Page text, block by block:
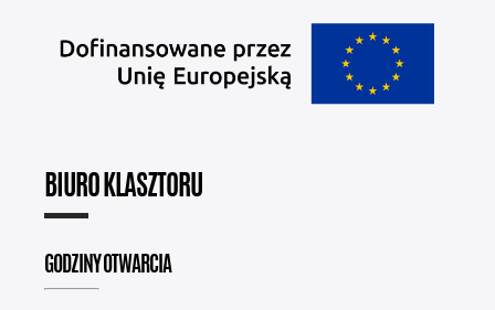
BIURO KLASZTORU
GODZINY OTWARCIA